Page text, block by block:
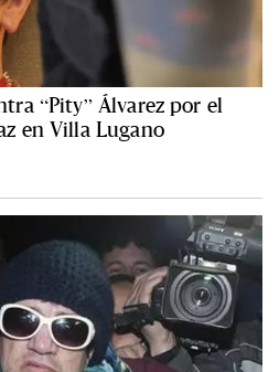
“Pity” Álvarez por el
en Villa Lugano